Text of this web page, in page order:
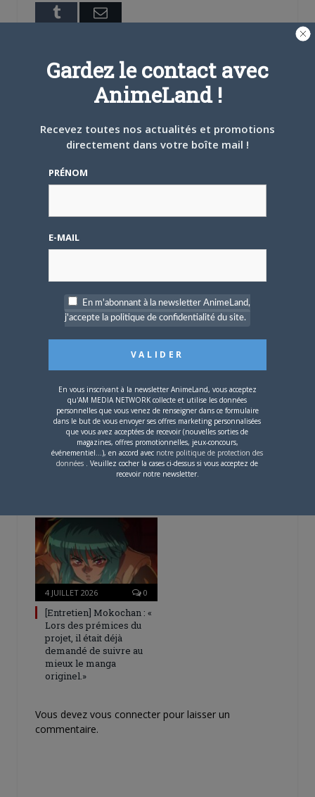
Tumblr Email
BRUNO DE LA CRUZ
un rêve. Il ne me reste plus qu'à
rencontrer Hiroaki Samura et je pourrai
L’AnimeLand Hors-Série
– Spécial Posters est
4 AOÛT 2026 0
Une nouvelle série TV
Digimon en préparation
4 JUILLET 2026 0
[Entretien] Mokochan : «
Lors des prémices du
projet, il était déjà
demandé de suivre au
mieux le manga
originel.»
Vous devez vous connecter pour laisser un
commentaire.
Gardez le contact avec
AnimeLand !
Recevez toutes nos actualités et promotions
directement dans votre boîte mail !
PRÉNOM
E-MAIL
En m'abonnant à la newsletter AnimeLand,
j'accepte la politique de confidentialité du site.
En vous inscrivant à la newsletter AnimeLand, vous acceptez
qu'AM MEDIA NETWORK collecte et utilise les données
personnelles que vous venez de renseigner dans ce formulaire
dans le but de vous envoyer ses offres marketing personnalisées
que vous avez acceptées de recevoir (nouvelles sorties de
magazines, offres promotionnelles, jeux-concours,
événementiel...), en accord avec notre politique de protection des
données . Veuillez cocher la cases ci-dessus si vous acceptez de
recevoir notre newsletter.